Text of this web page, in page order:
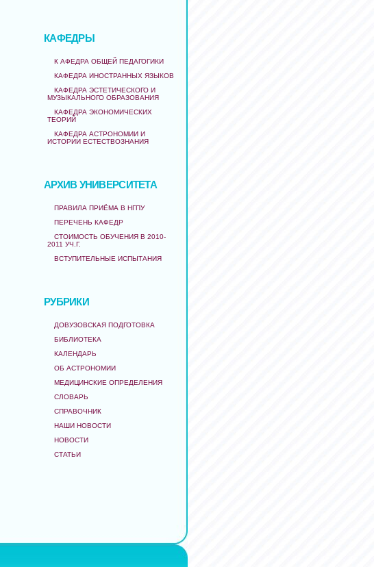
КАФЕДРЫ
К АФЕДРА ОБЩЕЙ ПЕДАГОГИКИ
КАФЕДРА ИНОСТРАННЫХ ЯЗЫКОВ
КАФЕДРА ЭСТЕТИЧЕСКОГО И
МУЗЫКАЛЬНОГО ОБРАЗОВАНИЯ
КАФЕДРА ЭКОНОМИЧЕСКИХ
ТЕОРИЙ
КАФЕДРА АСТРОНОМИИ И
ИСТОРИИ ЕСТЕСТВОЗНАНИЯ
АРХИВ УНИВЕРСИТЕТА
ПРАВИЛА ПРИЁМА В НГПУ
ПЕРЕЧЕНЬ КАФЕДР
СТОИМОСТЬ ОБУЧЕНИЯ В 2010-
2011 УЧ.Г.
ВСТУПИТЕЛЬНЫЕ ИСПЫТАНИЯ
РУБРИКИ
ДОВУЗОВСКАЯ ПОДГОТОВКА
БИБЛИОТЕКА
КАЛЕНДАРЬ
ОБ АСТРОНОМИИ
МЕДИЦИНСКИЕ ОПРЕДЕЛЕНИЯ
СЛОВАРЬ
СПРАВОЧНИК
НАШИ НОВОСТИ
НОВОСТИ
СТАТЬИ